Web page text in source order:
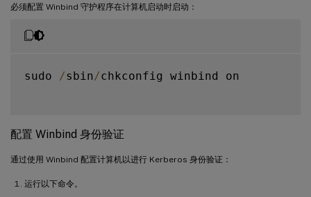
必须配置 Winbind 守护程序在计算机启动时启动：
sudo /sbin/chkconfig winbind on
配置 Winbind 身份验证
通过使用 Winbind 配置计算机以进行 Kerberos 身份验证：
运行以下命令。